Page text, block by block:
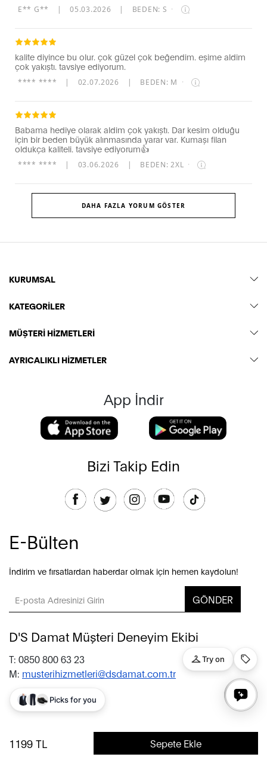
1199 TL Sepete Ekle
E** G** | 05.03.2026 | BEDEN: S ·
kalite diyince bu olur. çok güzel çok beğendim. eşime aldim
çok yakıştı. tavsiye ediyorum.
**** **** | 02.07.2026 | BEDEN: M ·
Babama hediye olarak aldim çok yakıştı. Dar kesim olduğu
için bir beden büyük alınmasında yarar var. Kumaşı filan
oldukça kaliteli. tavsiye ediyorum👍
**** **** | 03.06.2026 | BEDEN: 2XL ·
DAHA FAZLA YORUM GÖSTER
KURUMSAL
KATEGORİLER
MÜŞTERİ HİZMETLERİ
AYRICALIKLI HİZMETLER
App İndir
Bizi Takip Edin
E-Bülten
İndirim ve fırsatlardan haberdar olmak için hemen kaydolun!
GÖNDER
D'S Damat Müşteri Deneyim Ekibi
T: 0850 800 63 23
M: musterihizmetleri@dsdamat.com.tr
© 2020 D’S Damat, bütün hakları saklıdır.